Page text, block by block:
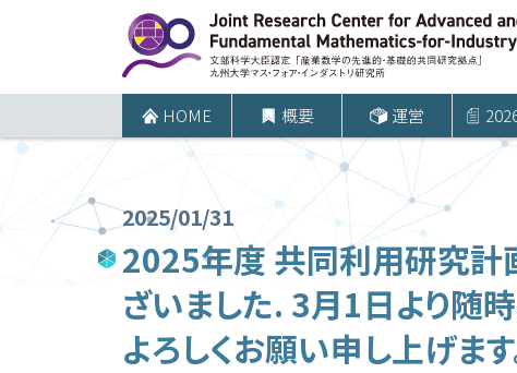
ツ
キ
HOME 概要 運営
2025/01/31
2025年度 共同利用研究計
ざいました. 3月1日より随
よろしくお願い申し上げます